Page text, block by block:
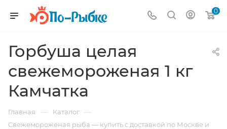
0
Горбуша целая
свежемороженая 1 кг
Камчатка
Главная — Каталог —
Свежемороженая рыба — купить с доставкой по Москве и